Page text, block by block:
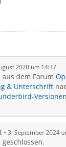
2020 um 14:37
aus dem Forum
& Unterschrift
3. September 2024